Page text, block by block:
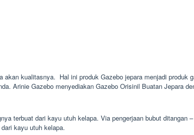
akan kualitasnya. Hal ini produk Gazebo jepara menjadi
Arinie Gazebo menyediakan Gazebo Orisinil Buatan Jepara
terbuat dari kayu utuh kelapa. Via pengerjaan bubut
kayu utuh kelapa.